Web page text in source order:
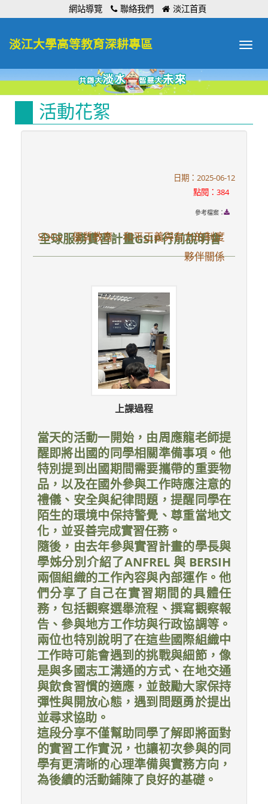
網站導覽 聯絡我們 淡江首頁
Toggle
淡江大學高等教育深耕專區
活動花絮
日期：2025-06-12
點閱：384
參考檔案：
全球服務實習計畫GSIP行前說明會
SDGs：優質教育 和平正義與有力的制度
夥伴關係
上課過程
當天的活動一開始，由周應龍老師提
醒即將出國的同學相關準備事項。他
特別提到出國期間需要攜帶的重要物
品，以及在國外參與工作時應注意的
禮儀、安全與紀律問題，提醒同學在
陌生的環境中保持警覺、尊重當地文
化，並妥善完成實習任務。
隨後，由去年參與實習計畫的學長與
學姊分別介紹了ANFREL 與 BERSIH
兩個組織的工作內容與內部運作。他
們分享了自己在實習期間的具體任
務，包括觀察選舉流程、撰寫觀察報
告、參與地方工作坊與行政協調等。
兩位也特別說明了在這些國際組織中
工作時可能會遇到的挑戰與細節，像
是與多國志工溝通的方式、在地交通
與飲食習慣的適應，並鼓勵大家保持
彈性與開放心態，遇到問題勇於提出
並尋求協助。
這段分享不僅幫助同學了解即將面對
的實習工作實況，也讓初次參與的同
學有更清晰的心理準備與實務方向，
為後續的活動鋪陳了良好的基礎。